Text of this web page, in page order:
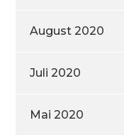
August 2020
Juli 2020
Mai 2020